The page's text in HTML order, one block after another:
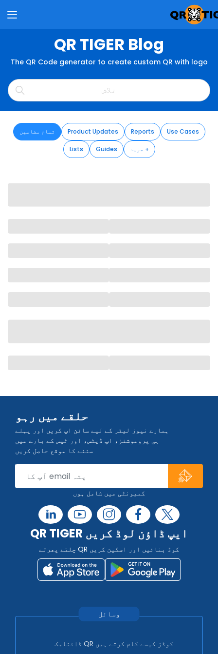
QR TIGER Blog
The QR Code generator to create custom QR with logo
تمام مضامین Product Updates Reports Use Cases
Lists Guides مزید +
حلقے میں رہو
ہمارے نیوز لیٹر کے لیے سائن اپ کریں اور پہلے
ہی پروموشنز، اپ ڈیٹس، اور ٹپس کے بارے میں
سننے کا موقع حاصل کریں
کمیونٹی میں شامل ہوں
QR TIGER ایپ ڈاؤن لوڈ کریں
چلتے پھرتے QR کوڈ بنائیں اور اسکین کریں
وسائل
ڈائنامک QR کوڈز کیسے کام کرتے ہیں